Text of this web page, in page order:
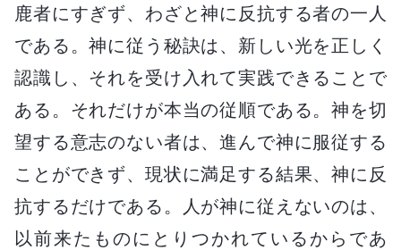
鹿者にすぎず、わざと神に反抗する者の一人
である。神に従う秘訣は、新しい光を正しく
認識し、それを受け入れて実践できることで
ある。それだけが本当の従順である。神を切
望する意志のない者は、進んで神に服従する
ことができず、現状に満足する結果、神に反
抗するだけである。人が神に従えないのは、
以前来たものにとりつかれているからであ